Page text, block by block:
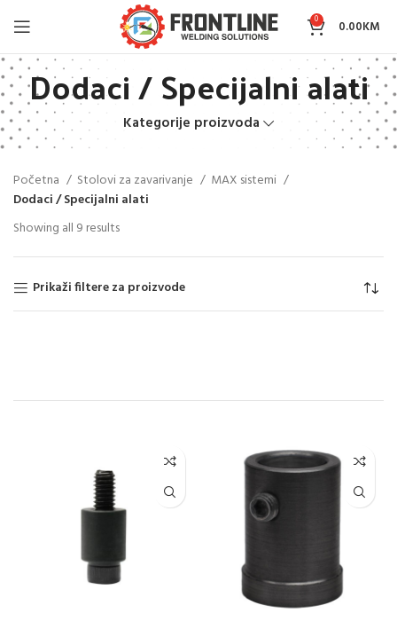
0 0.00KM
Dodaci / Specijalni alati
Kategorije proizvoda
Početna Stolovi za zavarivanje
MAX sistemi
Dodaci / Specijalni alati
Showing all 9 results
Prikaži filtere za proizvode